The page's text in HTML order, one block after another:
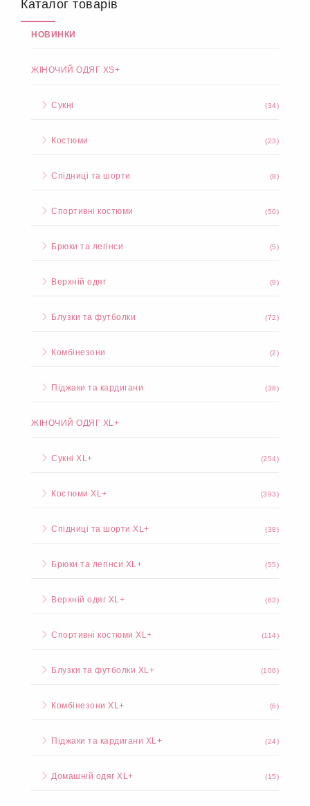
Каталог товарів
НОВИНКИ
ЖІНОЧИЙ ОДЯГ XS+
Сукні (34)
Костюми (23)
Спідниці та шорти (8)
Спортивні костюми (50)
Брюки та легінси (5)
Верхній одяг (9)
Блузки та футболки (72)
Комбінезони (2)
Піджаки та кардигани (38)
ЖІНОЧИЙ ОДЯГ XL+
Сукні XL+ (254)
Костюми XL+ (393)
Спідниці та шорти XL+ (38)
Брюки та легінси XL+ (55)
Верхній одяг XL+ (63)
Спортивні костюми XL+ (114)
Блузки та футболки XL+ (106)
Комбінезони XL+ (6)
Піджаки та кардигани XL+ (24)
Домашній одяг XL+ (15)